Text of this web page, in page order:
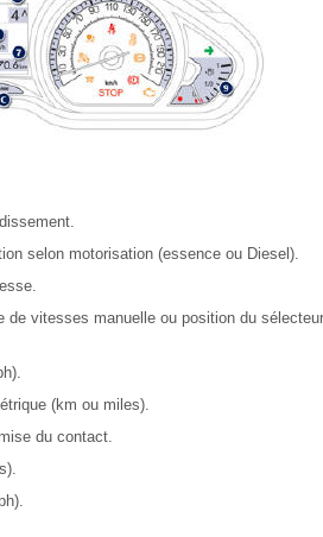
selon motorisation (essence ou Diesel).
vitesses manuelle ou position du
(km ou miles).
du contact.